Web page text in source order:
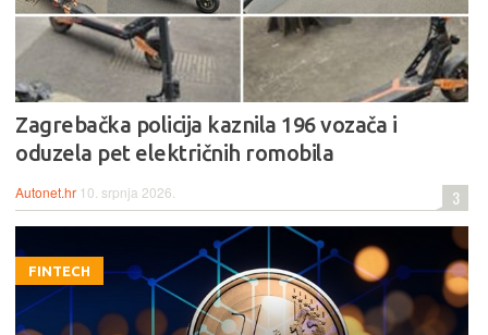
Zagrebačka policija kaznila 196 vozača i
oduzela pet električnih romobila
Autonet.hr 10. srpnja 2026. 3
FINTECH